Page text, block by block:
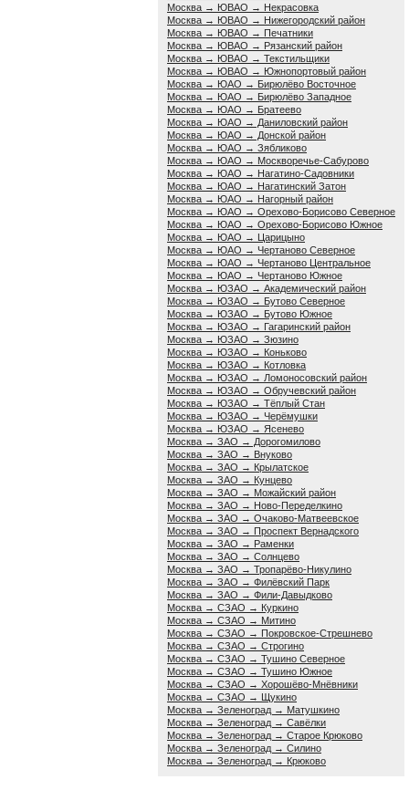
Москва → ЮВАО → Некрасовка
Москва → ЮВАО → Нижегородский район
Москва → ЮВАО → Печатники
Москва → ЮВАО → Рязанский район
Москва → ЮВАО → Текстильщики
Москва → ЮВАО → Южнопортовый район
Москва → ЮАО → Бирюлёво Восточное
Москва → ЮАО → Бирюлёво Западное
Москва → ЮАО → Братеево
Москва → ЮАО → Даниловский район
Москва → ЮАО → Донской район
Москва → ЮАО → Зябликово
Москва → ЮАО → Москворечье-Сабурово
Москва → ЮАО → Нагатино-Садовники
Москва → ЮАО → Нагатинский Затон
Москва → ЮАО → Нагорный район
Москва → ЮАО → Орехово-Борисово Северное
Москва → ЮАО → Орехово-Борисово Южное
Москва → ЮАО → Царицыно
Москва → ЮАО → Чертаново Северное
Москва → ЮАО → Чертаново Центральное
Москва → ЮАО → Чертаново Южное
Москва → ЮЗАО → Академический район
Москва → ЮЗАО → Бутово Северное
Москва → ЮЗАО → Бутово Южное
Москва → ЮЗАО → Гагаринский район
Москва → ЮЗАО → Зюзино
Москва → ЮЗАО → Коньково
Москва → ЮЗАО → Котловка
Москва → ЮЗАО → Ломоносовский район
Москва → ЮЗАО → Обручевский район
Москва → ЮЗАО → Тёплый Стан
Москва → ЮЗАО → Черёмушки
Москва → ЮЗАО → Ясенево
Москва → ЗАО → Дорогомилово
Москва → ЗАО → Внуково
Москва → ЗАО → Крылатское
Москва → ЗАО → Кунцево
Москва → ЗАО → Можайский район
Москва → ЗАО → Ново-Переделкино
Москва → ЗАО → Очаково-Матвеевское
Москва → ЗАО → Проспект Вернадского
Москва → ЗАО → Раменки
Москва → ЗАО → Солнцево
Москва → ЗАО → Тропарёво-Никулино
Москва → ЗАО → Филёвский Парк
Москва → ЗАО → Фили-Давыдково
Москва → СЗАО → Куркино
Москва → СЗАО → Митино
Москва → СЗАО → Покровское-Стрешнево
Москва → СЗАО → Строгино
Москва → СЗАО → Тушино Северное
Москва → СЗАО → Тушино Южное
Москва → СЗАО → Хорошёво-Мнёвники
Москва → СЗАО → Щукино
Москва → Зеленоград → Матушкино
Москва → Зеленоград → Савёлки
Москва → Зеленоград → Старое Крюково
Москва → Зеленоград → Силино
Москва → Зеленоград → Крюково